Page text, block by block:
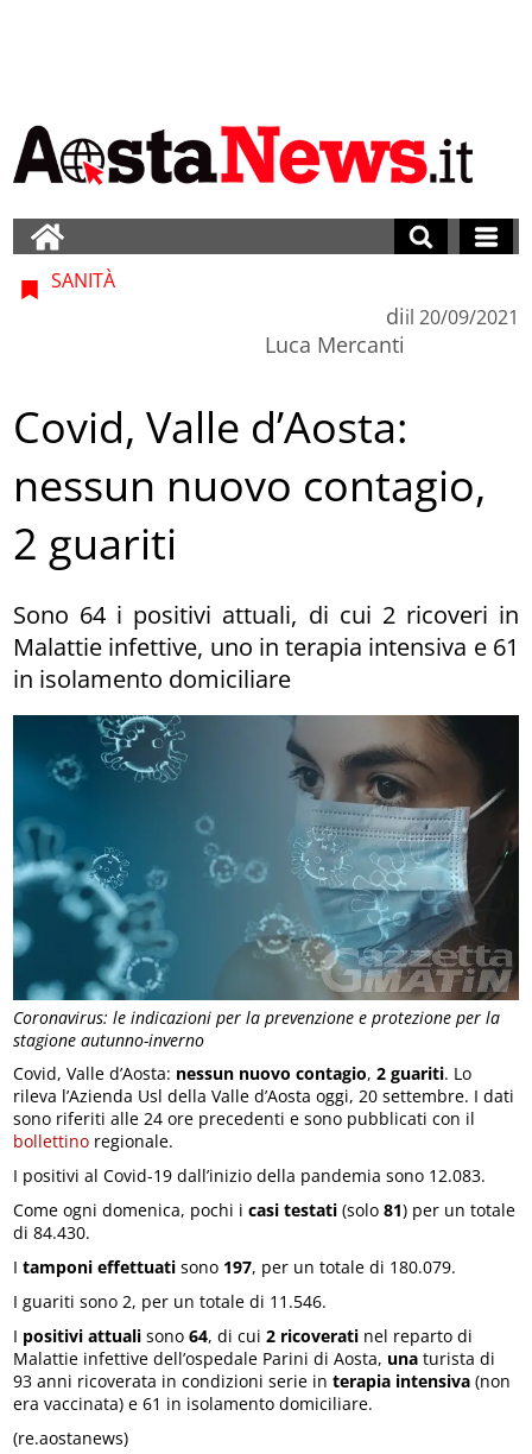
Coronavirus: le indicazioni per la prevenzione e protezione per la
stagione autunno-inverno
SANITÀ
di
Luca Mercanti
il 20/09/2021
Covid, Valle d’Aosta:
nessun nuovo contagio,
2 guariti
Sono 64 i positivi attuali, di cui 2 ricoveri in
Malattie infettive, uno in terapia intensiva e 61
in isolamento domiciliare
Covid, Valle d’Aosta: nessun nuovo contagio, 2 guariti. Lo
rileva l’Azienda Usl della Valle d’Aosta oggi, 20 settembre. I dati
sono riferiti alle 24 ore precedenti e sono pubblicati con il
bollettino regionale.
I positivi al Covid-19 dall’inizio della pandemia sono 12.083.
Come ogni domenica, pochi icasi testati (solo 81) per un totale
di 84.430.
Itamponi effettuati sono 197, per un totale di 180.079.
I guariti sono 2, per un totale di 11.546.
I positivi attuali sono64, di cui2 ricoverati nel reparto di
Malattie infettive dell’ospedale Parini di Aosta, una turista di
93 anni ricoverata in condizioni serie interapia intensiva (non
era vaccinata) e 61 in isolamento domiciliare.
(re.aostanews)